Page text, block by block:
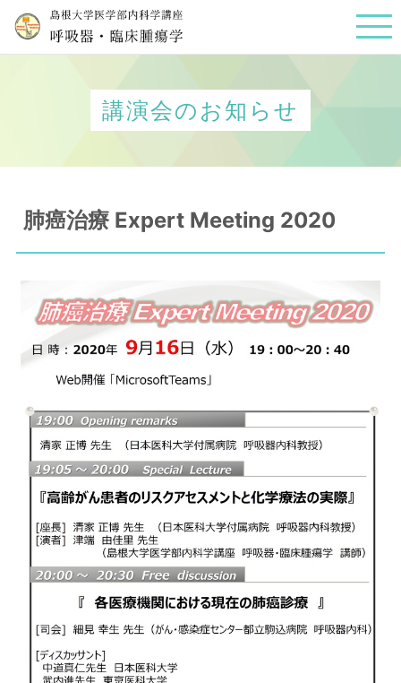
講演会のお知らせ
肺癌治療 Expert Meeting 2020